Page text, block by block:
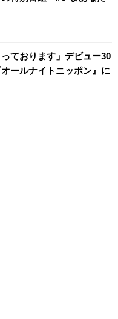
っております」デビュー30
ールナイトニッポン』に